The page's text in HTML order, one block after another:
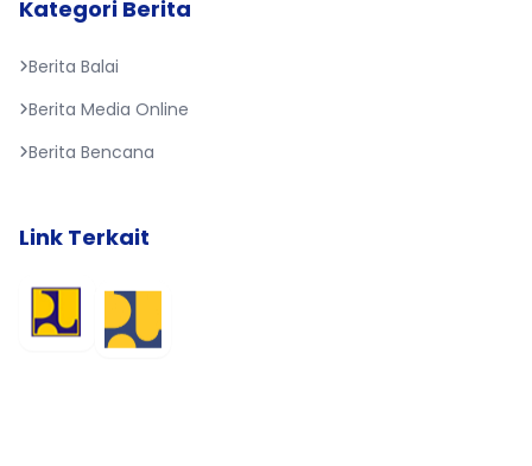
Kategori Berita
Berita Balai
Berita Media Online
Berita Bencana
Link Terkait